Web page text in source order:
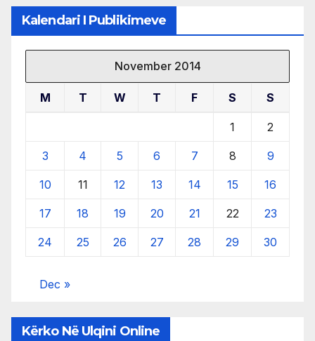
Kalendari I Publikimeve
November 2014
M T W T F S S
1 2
3 4 5 6 7 8 9
10 11 12 13 14 15 16
17 18 19 20 21 22 23
24 25 26 27 28 29 30
Dec »
Kërko Në Ulqini Online